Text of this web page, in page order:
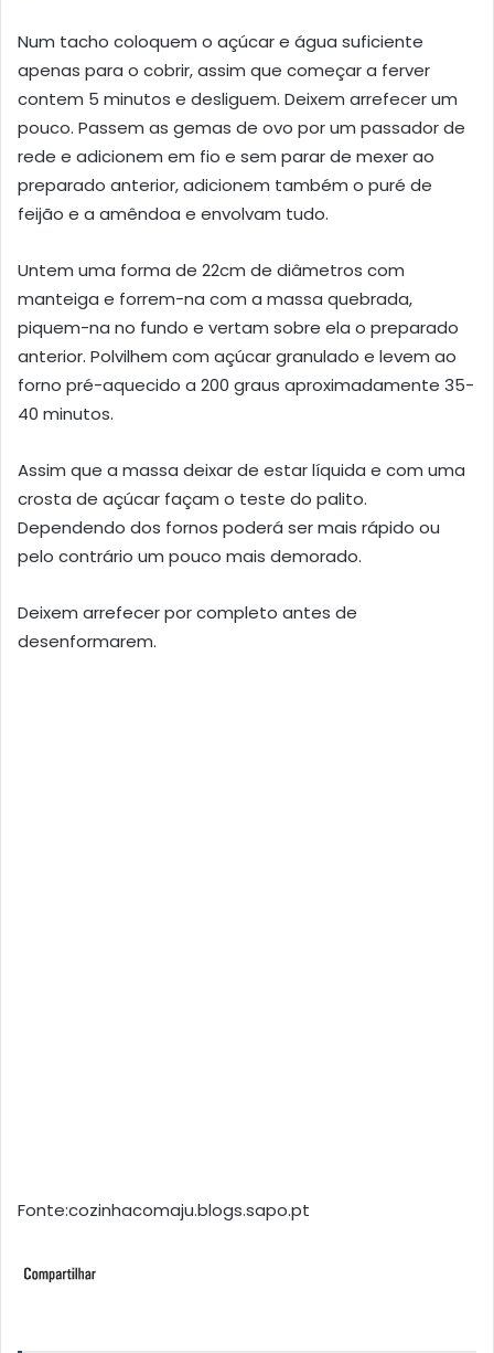
Num tacho coloquem o açúcar e água suficiente
apenas para o cobrir, assim que começar a ferver
contem 5 minutos e desliguem. Deixem arrefecer um
pouco. Passem as gemas de ovo por um passador de
rede e adicionem em fio e sem parar de mexer ao
preparado anterior, adicionem também o puré de
feijão e a amêndoa e envolvam tudo.
Untem uma forma de 22cm de diâmetros com
manteiga e forrem-na com a massa quebrada,
piquem-na no fundo e vertam sobre ela o preparado
anterior. Polvilhem com açúcar granulado e levem ao
forno pré-aquecido a 200 graus aproximadamente 35-
40 minutos.
Assim que a massa deixar de estar líquida e com uma
crosta de açúcar façam o teste do palito.
Dependendo dos fornos poderá ser mais rápido ou
pelo contrário um pouco mais demorado.
Deixem arrefecer por completo antes de
desenformarem.
Fonte:cozinhacomaju.blogs.sapo.pt